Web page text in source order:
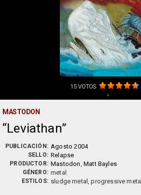
15VOTOS
+
MASTODON
Leviathan
PUBLICACIÓN: Agosto 2004
SELLO: Relapse
PRODUCTOR: Mastodon, Matt Bayles
GÉNERO: metal
ESTILOS: sludge metal, progressive metal